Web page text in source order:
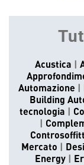
Acustica
Automazione
Building
tecnologia
Mercato
Energy